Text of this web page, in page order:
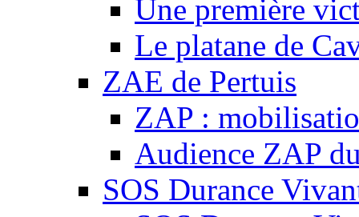
Une première
Le platane de
ZAE de Pertuis
ZAP :
Audience ZAP
SOS Durance